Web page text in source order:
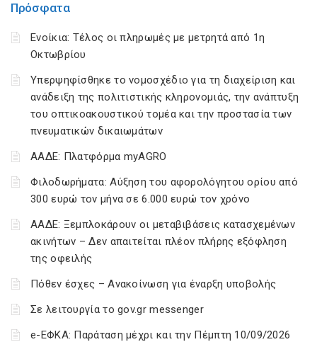
Πρόσφατα
Ενοίκια: Τέλος οι πληρωμές με μετρητά από 1η
Οκτωβρίου
Υπερψηφίσθηκε το νομοσχέδιο για τη διαχείριση και
ανάδειξη της πολιτιστικής κληρονομιάς, την ανάπτυξη
του οπτικοακουστικού τομέα και την προστασία των
πνευματικών δικαιωμάτων
ΑΑΔΕ: Πλατφόρμα myAGRO
Φιλοδωρήματα: Αύξηση του αφορολόγητου ορίου από
300 ευρώ τον μήνα σε 6.000 ευρώ τον χρόνο
ΑΑΔΕ: Ξεμπλοκάρουν οι μεταβιβάσεις κατασχεμένων
ακινήτων – Δεν απαιτείται πλέον πλήρης εξόφληση
της οφειλής
Πόθεν έσχες – Ανακοίνωση για έναρξη υποβολής
Σε λειτουργία το gov.gr messenger
e-ΕΦΚΑ: Παράταση μέχρι και την Πέμπτη 10/09/2026